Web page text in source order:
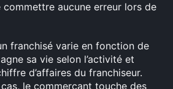
aucune erreur lors de
franchisé varie en fonction de
sa vie selon l’activité et
d’affaires du franchiseur.
le commerçant touche des